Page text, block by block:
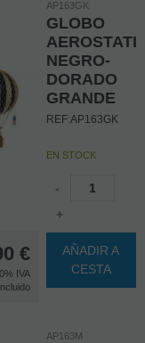
€
IVA
incluido
AP163GK
GLOBO
NEGRO-
DORADO
GRANDE
REF:AP163GK
EN STOCK
-
+
AÑADIR A
CESTA
AP163M